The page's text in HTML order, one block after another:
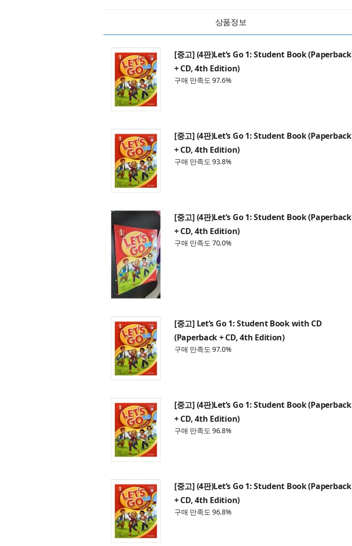
상품정보
[중고] (4판)Let‘s Go 1: Student Book (Paperback
+ CD, 4th Edition)
구매 만족도 97.6%
[중고] (4판)Let‘s Go 1: Student Book (Paperback
+ CD, 4th Edition)
구매 만족도 93.8%
[중고] (4판)Let‘s Go 1: Student Book (Paperback
+ CD, 4th Edition)
구매 만족도 70.0%
[중고] Let‘s Go 1: Student Book with CD
(Paperback + CD, 4th Edition)
구매 만족도 97.0%
[중고] (4판)Let‘s Go 1: Student Book (Paperback
+ CD, 4th Edition)
구매 만족도 96.8%
[중고] (4판)Let‘s Go 1: Student Book (Paperback
+ CD, 4th Edition)
구매 만족도 96.8%